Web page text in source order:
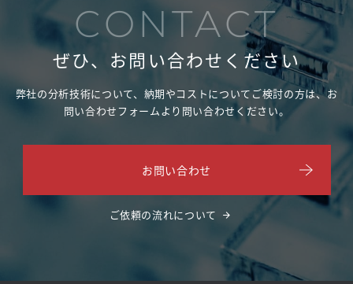
CONTACT
ぜひ、お問い合わせください
弊社の分析技術について、納期やコストについてご検討の方は、お
問い合わせフォームより問い合わせください。
お問い合わせ
ご依頼の流れについて